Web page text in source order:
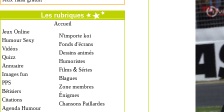
Les rubriques
Accueil
Jeux Online
Humour Sexy
Vidéos
Quizz
Annuaire
Images fun
PPS
Bétisiers
Citations
Agenda Humour
N'importe koi
Fonds d'écrans
Dessins animés
Humoristes
Films & Séries
Blagues
Zone membres
Énigmes
Chansons Paillardes